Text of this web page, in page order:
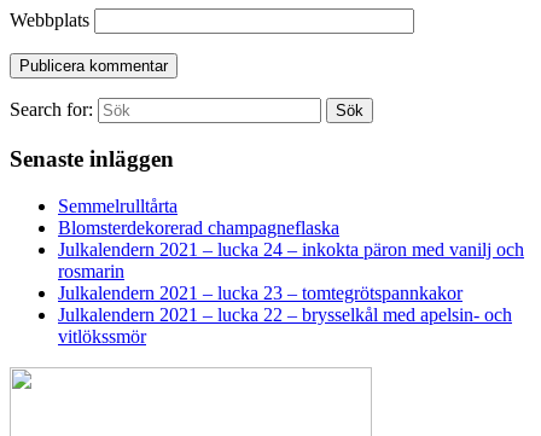
Webbplats
Search for: Sök
Senaste inläggen
Semmelrulltårta
Blomsterdekorerad champagneflaska
Julkalendern 2021 – lucka 24 – inkokta päron med vanilj och
rosmarin
Julkalendern 2021 – lucka 23 – tomtegrötspannkakor
Julkalendern 2021 – lucka 22 – brysselkål med apelsin- och
vitlökssmör